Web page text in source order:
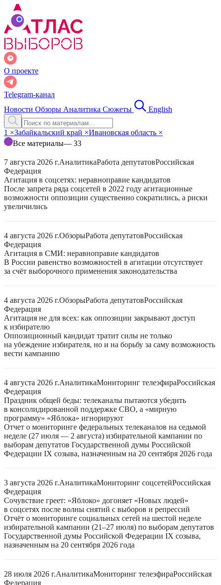
О проекте
Telegram-канал
Новости Обзоры Аналитика Сюжеты English
1 ×Забайкальский край ×Ивановская область ×
Все материалы— 33
7 августа 2026 г.АналитикаРабота депутатовРоссийская
Федерация
Агитация в соцсетях: неравноправие кандидатов
После запрета ряда соцсетей в 2022 году агитационные
возможности оппозиции существенно сократились, а риски
увеличились
4 августа 2026 г.ОбзорыРабота депутатовРоссийская
Федерация
Агитация в СМИ: неравноправие кандидатов
В России равенство возможностей в агитации отсутствует
за счёт выборочного применения законодательства
4 августа 2026 г.ОбзорыРабота депутатовРоссийская
Федерация
Агитация не для всех: как оппозиции закрывают доступ
к избирателю
Оппозиционный кандидат тратит силы не только
на убеждение избирателя, но и на борьбу за саму возможность
вести кампанию
4 августа 2026 г.АналитикаМониторинг телеэфираРоссийская
Федерация
Праздник общей беды: телеканалы пытаются убедить
в консолидированной поддержке СВО, а «мирную
программу» «Яблока» игнорируют
Отчет о мониторинге федеральных телеканалов на седьмой
неделе (27 июля — 2 августа) избирательной кампании по
выборам депутатов Государственной думы Российской
Федерации IX созыва, назначенным на 20 сентября 2026 года
3 августа 2026 г.АналитикаМониторинг соцсетейРоссийская
Федерация
Сочувствие греет: «Яблоко» догоняет «Новых людей»
в соцсетях после волны снятий с выборов и репрессий
Отчёт о мониторинге социальных сетей на шестой неделе
избирательной кампании (21–27 июля) по выборам депутатов
Государственной думы Российской Федерации IX созыва,
назначенным на 20 сентября 2026 года
28 июля 2026 г.АналитикаМониторинг телеэфираРоссийская
Федерация